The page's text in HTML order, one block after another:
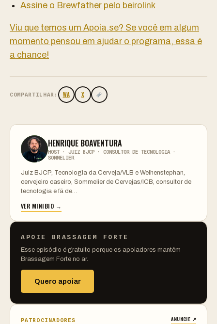
Assine o Brewfather pelo beirolink
Viu que temos um Apoia.se? Se você em algum
momento pensou em ajudar o programa, essa é
a chance!
COMPARTILHAR: WA X
HENRIQUE BOAVENTURA
HOST · JUIZ BJCP · CONSULTOR DE TECNOLOGIA ·
SOMMELIER
Juiz BJCP, Tecnologia da Cerveja/VLB e Weihenstephan,
cervejeiro caseiro, Sommelier de Cervejas/ICB, consultor de
tecnologia e fã de…
VER MINIBIO →
APOIE BRASSAGEM FORTE
Esse episódio é gratuito porque os apoiadores mantêm
Brassagem Forte no ar.
Quero apoiar
PATROCINADORES ANUNCIE ↗